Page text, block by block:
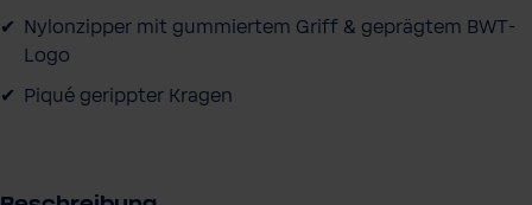
e
Nylonzipper mit gummiertem Griff & geprägtem BWT-
Logo
Piqué gerippter Kragen